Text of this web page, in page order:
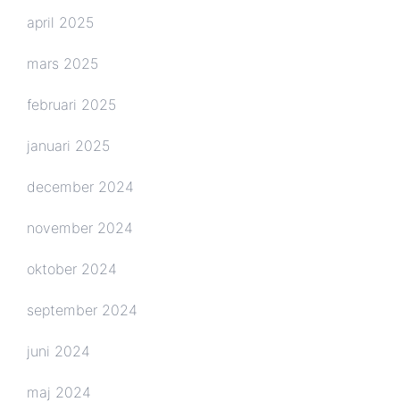
april 2025
mars 2025
februari 2025
januari 2025
december 2024
november 2024
oktober 2024
september 2024
juni 2024
maj 2024